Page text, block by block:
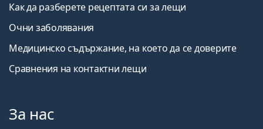
Как да разберете рецептата си за лещи
Очни заболявания
Медицинско съдържание, на което да се доверите
Сравнения на контактни лещи
За нас